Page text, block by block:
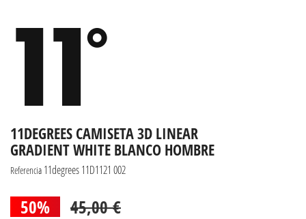
11DEGREES CAMISETA 3D LINEAR
GRADIENT WHITE BLANCO HOMBRE
Referencia 11degrees 11D1121 002
50% 45,00 €